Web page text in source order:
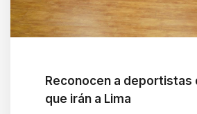
Reconocen a deportistas
que irán a Lima